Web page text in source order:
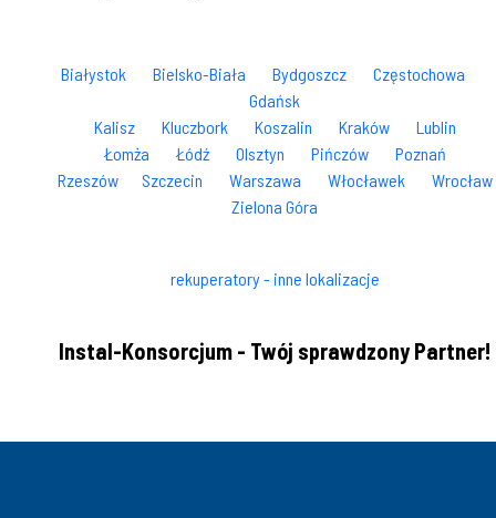
Białystok Bielsko-Biała Bydgoszcz
Częstochowa
Gdańsk
Kalisz
Kluczbork Koszalin Kraków
Lublin
Łomża
Łódź Olsztyn Pińczów
Poznań
Rzeszów
Szczecin Warszawa Włocławek
Wrocław
Zielona Góra
rekuperatory - inne lokalizacje
Instal-Konsorcjum - Twój sprawdzony Partner!